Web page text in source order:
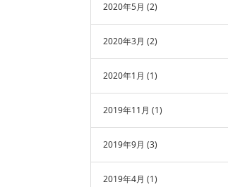
2020年5月 (2)
2020年3月 (2)
2020年1月 (1)
2019年11月 (1)
2019年9月 (3)
2019年4月 (1)